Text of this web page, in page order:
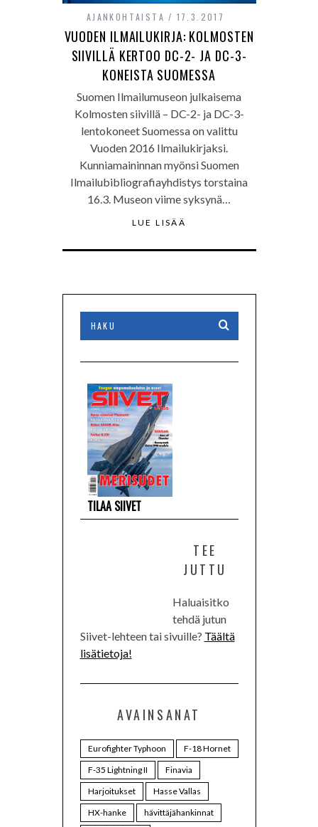
AJANKOHTAISTA 17.3.2017
VUODEN ILMAILUKIRJA: KOLMOSTEN
SIIVILLÄ KERTOO DC-2- JA DC-3-
KONEISTA SUOMESSA
Suomen Ilmailumuseon julkaisema
Kolmosten siivillä – DC-2- ja DC-3-
lentokoneet Suomessa on valittu
Vuoden 2016 Ilmailukirjaksi.
Kunniamaininnan myönsi Suomen
Ilmailubibliografiayhdistys torstaina
16.3. Museon viime syksynä…
LUE LISÄÄ
TILAA SIIVET
TEE
JUTTU
Haluaisitko
tehdä jutun
Siivet-lehteen tai sivuille? Täältä
lisätietoja!
AVAINSANAT
Eurofighter Typhoon
F-18 Hornet
F-35 Lightning II
Finavia
Harjoitukset
Hasse Vallas
HX-hanke
hävittäjähankinnat